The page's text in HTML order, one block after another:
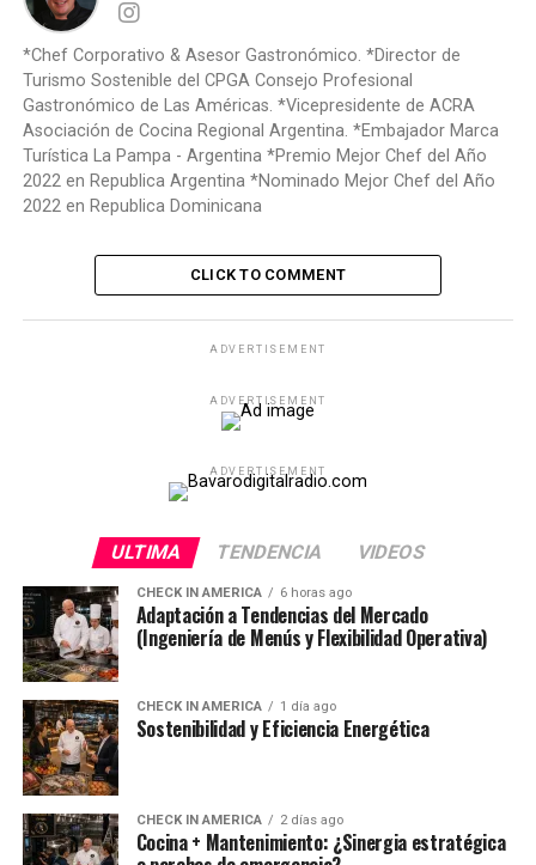
*Chef Corporativo & Asesor Gastronómico. *Director de
Turismo Sostenible del CPGA Consejo Profesional
Gastronómico de Las Américas. *Vicepresidente de ACRA
Asociación de Cocina Regional Argentina. *Embajador Marca
Turística La Pampa - Argentina *Premio Mejor Chef del Año
2022 en Republica Argentina *Nominado Mejor Chef del Año
2022 en Republica Dominicana
CLICK TO COMMENT
ADVERTISEMENT
ADVERTISEMENT
ADVERTISEMENT
ULTIMA TENDENCIA VIDEOS
CHECK IN AMERICA 6 horas ago
Adaptación a Tendencias del Mercado
(Ingeniería de Menús y Flexibilidad Operativa)
CHECK IN AMERICA 1 día ago
Sostenibilidad y Eficiencia Energética
CHECK IN AMERICA 2 días ago
Cocina + Mantenimiento: ¿Sinergia estratégica